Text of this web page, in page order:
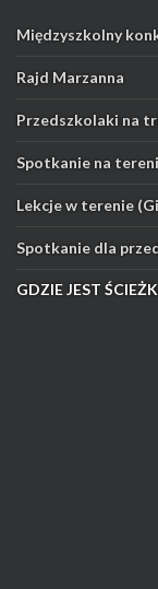
Międzyszkolny
Rajd Marzanna
Przedszkolaki na
Spotkanie na
Lekcje w terenie
Spotkanie dla
GDZIE JEST